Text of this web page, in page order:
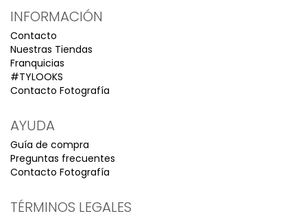
INFORMACIÓN
Contacto
Nuestras Tiendas
Franquicias
#TYLOOKS
Contacto Fotografía
AYUDA
Guía de compra
Preguntas frecuentes
Contacto Fotografía
TÉRMINOS LEGALES